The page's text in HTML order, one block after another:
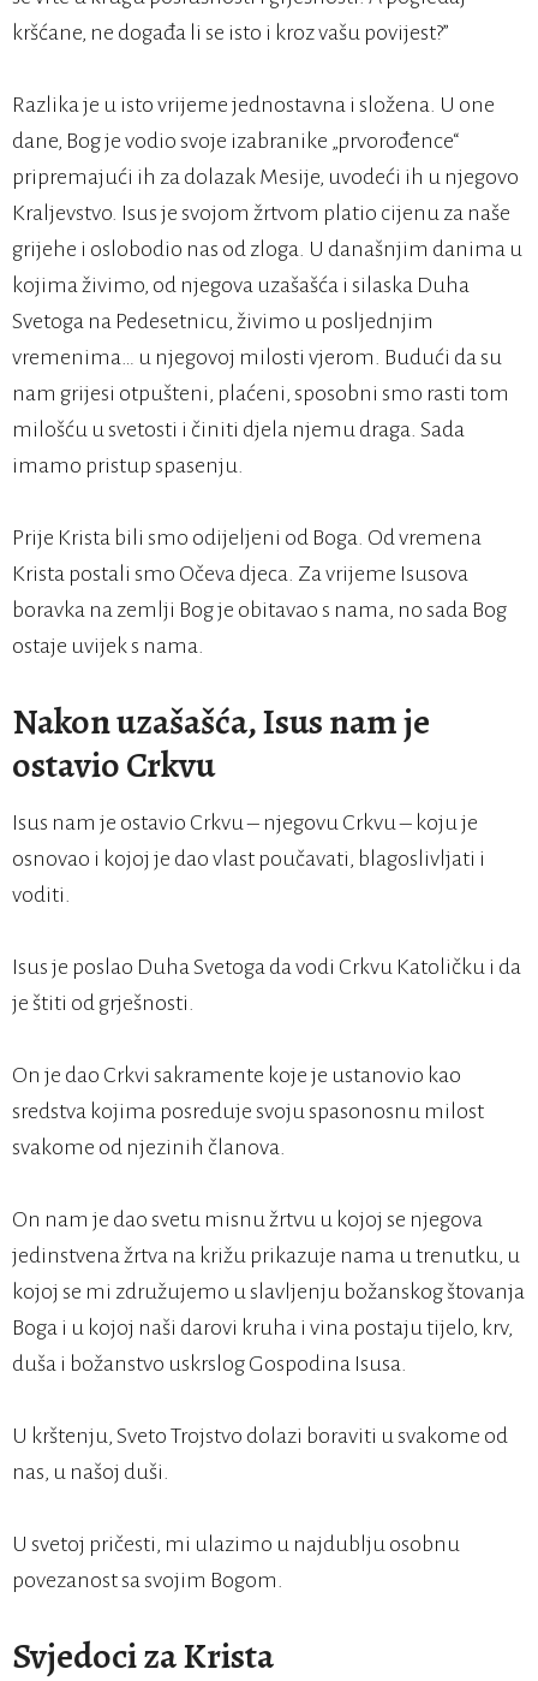
kršćane, ne događa li se isto i kroz vašu povijest?”
Razlika je u isto vrijeme jednostavna i složena. U one
dane, Bog je vodio svoje izabranike „prvorođence“
pripremajući ih za dolazak Mesije, uvodeći ih u njegovo
Kraljevstvo. Isus je svojom žrtvom platio cijenu za naše
grijehe i oslobodio nas od zloga. U današnjim danima u
kojima živimo, od njegova uzašašća i silaska Duha
Svetoga na Pedesetnicu, živimo u posljednjim
vremenima… u njegovoj milosti vjerom. Budući da su
nam grijesi otpušteni, plaćeni, sposobni smo rasti tom
milošću u svetosti i činiti djela njemu draga. Sada
imamo pristup spasenju.
Prije Krista bili smo odijeljeni od Boga. Od vremena
Krista postali smo Očeva djeca. Za vrijeme Isusova
boravka na zemlji Bog je obitavao s nama, no sada Bog
ostaje uvijek s nama.
Nakon uzašašća, Isus nam je
ostavio Crkvu
Isus nam je ostavio Crkvu – njegovu Crkvu – koju je
osnovao i kojoj je dao vlast poučavati, blagoslivljati i
voditi.
Isus je poslao Duha Svetoga da vodi Crkvu Katoličku i da
je štiti od grješnosti.
On je dao Crkvi sakramente koje je ustanovio kao
sredstva kojima posreduje svoju spasonosnu milost
svakome od njezinih članova.
On nam je dao svetu misnu žrtvu u kojoj se njegova
jedinstvena žrtva na križu prikazuje nama u trenutku, u
kojoj se mi združujemo u slavljenju božanskog štovanja
Boga i u kojoj naši darovi kruha i vina postaju tijelo, krv,
duša i božanstvo uskrslog Gospodina Isusa.
U krštenju, Sveto Trojstvo dolazi boraviti u svakome od
nas, u našoj duši.
U svetoj pričesti, mi ulazimo u najdublju osobnu
povezanost sa svojim Bogom.
Svjedoci za Krista